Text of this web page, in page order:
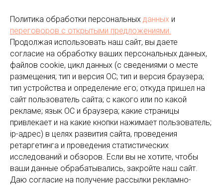
Политика обработки персональных данных и
переговоров с открытыми предложениями.
Продолжая использовать наш сайт, вы даете
согласие на обработку ваших персональных данных,
файлов cookie, цикл данных (с сведениями о месте
размещения; тип и версия ОС; тип и версия браузера;
тип устройства и определение его; откуда пришел на
сайт пользователь сайта; с какого или по какой
рекламе; язык ОС и браузера; какие страницы
привлекает и на какие кнопки нажимает пользователь;
ip-адрес) в целях развития сайта, проведения
ретаргетинга и проведения статистических
исследований и обзоров. Если вы не хотите, чтобы
ваши данные обрабатывались, закройте наш сайт.
Даю согласие на получение рассылки рекламно-